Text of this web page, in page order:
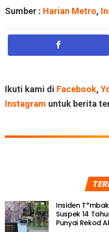
Sumber : Harian Metro,
Ikuti kami di Facebook,
Instagram untuk berita
Insiden
Suspek 14
Punyai Rekod